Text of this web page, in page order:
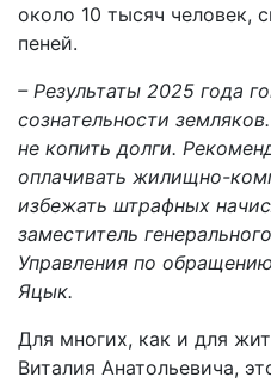
около 10 тысяч человек,
пеней.
– Результаты 2025 года
сознательности
не копить долги.
оплачивать жилищно-
избежать штрафных
заместитель
Управления по
Яцык.
Для многих, как и для
Виталия Анатольевича,